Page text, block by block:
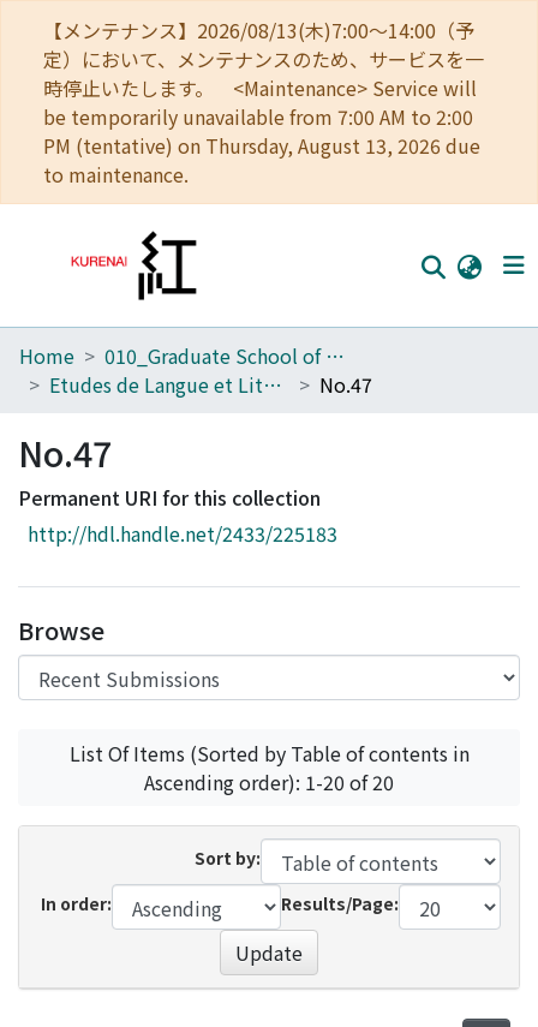
【メンテナンス】2026/08/13(木)7:00～14:00（予
定）において、メンテナンスのため、サービスを一
時停止いたします。 <Maintenance> Service will
be temporarily unavailable from 7:00 AM to 2:00
PM (tentative) on Thursday, August 13, 2026 due
to maintenance.
Home
Browse
Download Ranking
Access Statistics
Home
010_Graduate School of Letters
Etudes de Langue et Littérature Françaises
No.47
No.47
Permanent URI for this collection
http://hdl.handle.net/2433/225183
Browse
List Of Items (Sorted by Table of contents in
Ascending order): 1-20 of 20
Sort by:
In order:
Results/Page:
Update